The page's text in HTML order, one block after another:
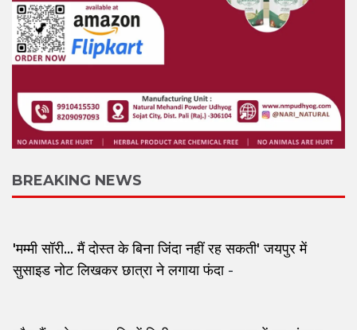
BREAKING NEWS
'मम्मी सॉरी... मैं दोस्त के बिना जिंदा नहीं रह सकती' जयपुर में
सुसाइड नोट लिखकर छात्रा ने लगाया फंदा-